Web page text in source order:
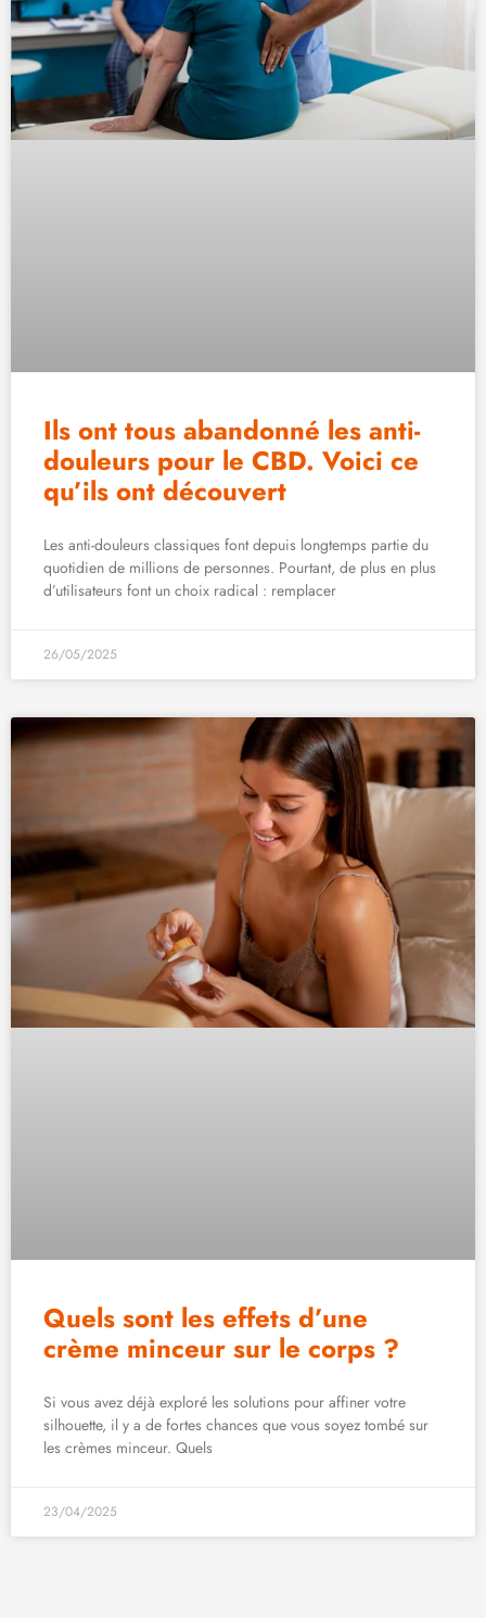
Ils ont tous abandonné les anti-
douleurs pour le CBD. Voici ce
qu’ils ont découvert
Les anti-douleurs classiques font depuis longtemps partie du
quotidien de millions de personnes. Pourtant, de plus en plus
d’utilisateurs font un choix radical : remplacer
26/05/2025
Quels sont les effets d’une
crème minceur sur le corps ?
Si vous avez déjà exploré les solutions pour affiner votre
silhouette, il y a de fortes chances que vous soyez tombé sur
les crèmes minceur. Quels
23/04/2025